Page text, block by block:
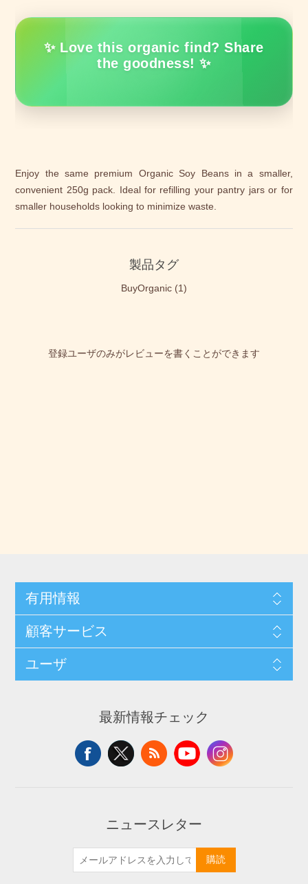
✨ Love this organic find? Share
the goodness! ✨
Enjoy the same premium Organic Soy Beans in a smaller,
convenient 250g pack. Ideal for refilling your pantry jars or for
smaller households looking to minimize waste.
製品タグ
BuyOrganic (1)
登録ユーザのみがレビューを書くことができます
有用情報
顧客サービス
ユーザ
最新情報チェック
ニュースレター
購読